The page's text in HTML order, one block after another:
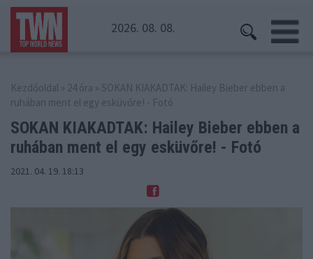
2026. 08. 08.
Kezdőoldal » 24 óra » SOKAN KIAKADTAK: Hailey Bieber ebben a
ruhában ment el egy esküvőre! - Fotó
SOKAN KIAKADTAK: Hailey Bieber ebben a
ruhában ment el egy esküvőre! - Fotó
2021. 04. 19. 18:13